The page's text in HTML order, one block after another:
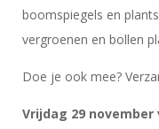
boomspiegels en
vergroenen en bollen
Doe je ook mee?
Vrijdag 29 november